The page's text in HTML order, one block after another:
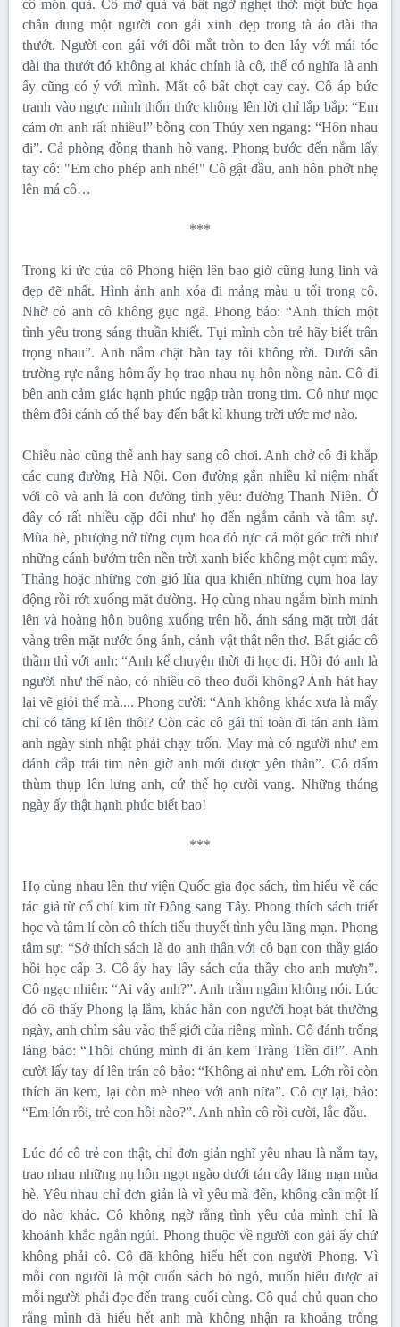
cô món quà. Cô mở quà và bất ngờ nghẹt thở: một bức họa
chân dung một người con gái xinh đẹp trong tà áo dài tha
thướt. Người con gái với đôi mắt tròn to đen láy với mái tóc
dài tha thướt đó không ai khác chính là cô, thế có nghĩa là anh
ấy cũng có ý với mình. Mắt cô bất chợt cay cay. Cô áp bức
tranh vào ngực mình thổn thức không lên lời chỉ lắp bắp: “Em
cảm ơn anh rất nhiều!” bỗng con Thúy xen ngang: “Hôn nhau
đi”. Cả phòng đồng thanh hô vang. Phong bước đến nắm lấy
tay cô: "Em cho phép anh nhé!" Cô gật đầu, anh hôn phớt nhẹ
lên má cô…
***
Trong kí ức của cô Phong hiện lên bao giờ cũng lung linh và
đẹp đẽ nhất. Hình ảnh anh xóa đi mảng màu u tối trong cô.
Nhờ có anh cô không gục ngã. Phong bảo: “Anh thích một
tình yêu trong sáng thuần khiết. Tụi mình còn trẻ hãy biết trân
trọng nhau”. Anh nắm chặt bàn tay tôi không rời. Dưới sân
trường rực nắng hôm ấy họ trao nhau nụ hôn nồng nàn. Cô đi
bên anh cảm giác hạnh phúc ngập tràn trong tim. Cô như mọc
thêm đôi cánh có thể bay đến bất kì khung trời ước mơ nào.
Chiều nào cũng thế anh hay sang cô chơi. Anh chở cô đi khắp
các cung đường Hà Nội. Con đường gắn nhiều kỉ niệm nhất
với cô và anh là con đường tình yêu: đường Thanh Niên. Ở
đây có rất nhiều cặp đôi như họ đến ngắm cảnh và tâm sự.
Mùa hè, phượng nở từng cụm hoa đỏ rực cả một góc trời như
những cánh bướm trên nền trời xanh biếc không một cụm mây.
Thảng hoặc những cơn gió lùa qua khiến những cụm hoa lay
động rồi rớt xuống mặt đường. Họ cùng nhau ngắm bình minh
lên và hoàng hôn buông xuống trên hồ, ánh sáng mặt trời dát
vàng trên mặt nước óng ánh, cảnh vật thật nên thơ. Bất giác cô
thầm thì với anh: “Anh kể chuyện thời đi học đi. Hồi đó anh là
người như thế nào, có nhiều cô theo đuổi không? Anh hát hay
lại vẽ giỏi thế mà.... Phong cười: “Anh không khác xưa là mấy
chỉ có tăng kí lên thôi? Còn các cô gái thì toàn đi tán anh làm
anh ngày sinh nhật phải chạy trốn. May mà có người như em
đánh cắp trái tim nên giờ anh mới được yên thân”. Cô đấm
thùm thụp lên lưng anh, cứ thế họ cười vang. Những tháng
ngày ấy thật hạnh phúc biết bao!
***
Họ cùng nhau lên thư viện Quốc gia đọc sách, tìm hiểu về các
tác giả từ cổ chí kim từ Đông sang Tây. Phong thích sách triết
học và tâm lí còn cô thích tiểu thuyết tình yêu lãng mạn. Phong
tâm sự: “Sở thích sách là do anh thân với cô bạn con thầy giáo
hồi học cấp 3. Cô ấy hay lấy sách của thầy cho anh mượn”.
Cô ngạc nhiên: “Ai vậy anh?”. Anh trầm ngâm không nói. Lúc
đó cô thấy Phong lạ lắm, khác hẳn con người hoạt bát thường
ngày, anh chìm sâu vào thế giới của riêng mình. Cô đánh trống
lảng bảo: “Thôi chúng mình đi ăn kem Tràng Tiền đi!”. Anh
cười lấy tay dí lên trán cô bảo: “Không ai như em. Lớn rồi còn
thích ăn kem, lại còn mè nheo với anh nữa”. Cô cự lại, bảo:
“Em lớn rồi, trẻ con hồi nào?”. Anh nhìn cô rồi cười, lắc đầu.
Lúc đó cô trẻ con thật, chỉ đơn giản nghĩ yêu nhau là nắm tay,
trao nhau những nụ hôn ngọt ngào dưới tán cây lãng mạn mùa
hè. Yêu nhau chỉ đơn giản là vì yêu mà đến, không cần một lí
do nào khác. Cô không ngờ rằng tình yêu của mình chỉ là
khoảnh khắc ngắn ngủi. Phong thuộc về người con gái ấy chứ
không phải cô. Cô đã không hiểu hết con người Phong. Vì
mỗi con người là một cuốn sách bỏ ngỏ, muốn hiểu được ai
mỗi người phải đọc đến trang cuối cùng. Cô quá chủ quan cho
rằng mình đã hiểu hết anh mà không nhận ra khoảng trống